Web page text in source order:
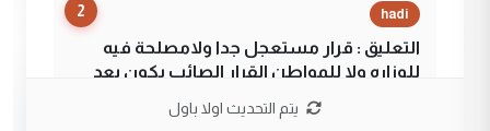
2 hadi
التعليق : قرار مستعجل جدا ولامصلحة فيه
للوزاره ولا للمواطن القرار الصائب يكون بعد
يتم التحديث اولا باول